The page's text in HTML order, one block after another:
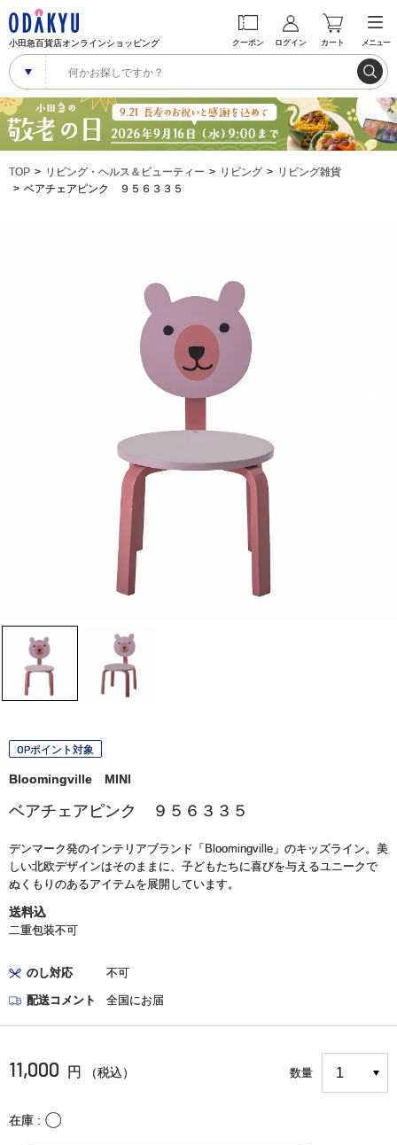
小田急百貨店オンラインショッピング クーポン ログイン カート メニュー
TOP リビング・ヘルス＆ビューティー リビング
リビング雑貨
ベアチェアピンク ９５６３３５
OPポイント対象
Bloomingville MINI
ベアチェアピンク ９５６３３５
デンマーク発のインテリアブランド「Bloomingville」のキッズライン。美
しい北欧デザインはそのままに、子どもたちに喜びを与えるユニークで
ぬくもりのあるアイテムを展開しています。
送料込
二重包装不可
のし対応 不可
配送コメント 全国にお届
11,000 円 （税込） 数量
在庫 〇